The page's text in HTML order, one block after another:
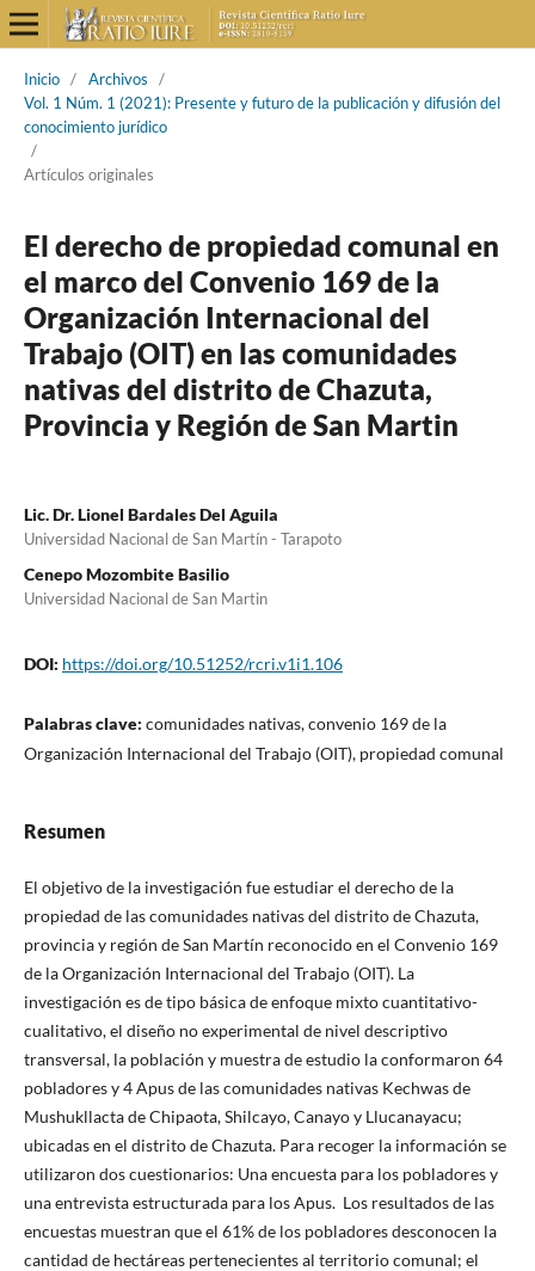
Inicio / Archivos
/
Vol. 1 Núm. 1 (2021): Presente y futuro de la publicación y difusión del
conocimiento jurídico
/
Artículos originales
El derecho de propiedad comunal en
el marco del Convenio 169 de la
Organización Internacional del
Trabajo (OIT) en las comunidades
nativas del distrito de Chazuta,
Provincia y Región de San Martin
Lic. Dr. Lionel Bardales Del Aguila
Universidad Nacional de San Martín - Tarapoto
Cenepo Mozombite Basilio
Universidad Nacional de San Martin
DOI: https://doi.org/10.51252/rcri.v1i1.106
Palabras clave: comunidades nativas, convenio 169 de la
Organización Internacional del Trabajo (OIT), propiedad comunal
Resumen
El objetivo de la investigación fue estudiar el derecho de la
propiedad de las comunidades nativas del distrito de Chazuta,
provincia y región de San Martín reconocido en el Convenio 169
de la Organización Internacional del Trabajo (OIT). La
investigación es de tipo básica de enfoque mixto cuantitativo-
cualitativo, el diseño no experimental de nivel descriptivo
transversal, la población y muestra de estudio la conformaron 64
pobladores y 4 Apus de las comunidades nativas Kechwas de
Mushukllacta de Chipaota, Shilcayo, Canayo y Llucanayacu;
ubicadas en el distrito de Chazuta. Para recoger la información se
utilizaron dos cuestionarios: Una encuesta para los pobladores y
una entrevista estructurada para los Apus. Los resultados de las
encuestas muestran que el 61% de los pobladores desconocen la
cantidad de hectáreas pertenecientes al territorio comunal; el